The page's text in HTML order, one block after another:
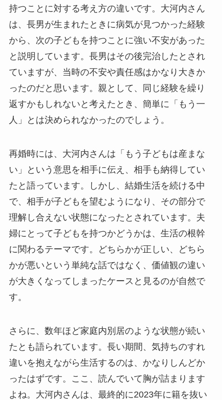
持つことに対する考え方の違いです。大河内さん
は、長男が生まれたときに病気が見つかった経験
から、次の子どもを持つことに強い不安があった
と説明しています。長男はその後完治したとされ
ていますが、当時の不安や責任感はかなり大きか
ったのだと思います。親として、同じ経験を繰り
返すかもしれないと考えたとき、簡単に「もう一
人」とは決められなかったのでしょう。
再婚時には、大河内さんは「もう子どもは産まな
い」という意思を相手に伝え、相手も納得してい
たと語っています。しかし、結婚生活を続ける中
で、相手が子どもを望むようになり、その部分で
理解し合えない状態になったとされています。夫
婦にとって子どもを持つかどうかは、生活の根幹
に関わるテーマです。どちらかが正しい、どちら
かが悪いという単純な話ではなく、価値観の違い
が大きくなってしまったケースと見るのが自然で
す。
さらに、数年ほど家庭内別居のような状態が続い
たとも語られています。長い期間、気持ちのすれ
違いを抱えながら生活するのは、かなりしんどか
ったはずです。ここ、読んでいて胸が詰まります
よね。大河内さんは、最終的に2023年に籍を抜い